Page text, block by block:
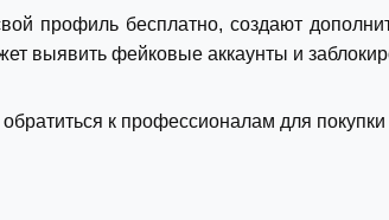
профиль бесплатно, создают
выявить фейковые аккаунты и
к профессионалам для